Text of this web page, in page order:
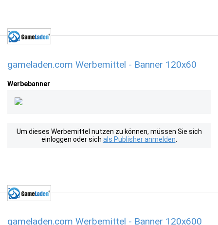
gameladen.com Werbemittel - Banner 120x60
Werbebanner
Um dieses Werbemittel nutzen zu können, müssen Sie sich
einloggen oder sich als Publisher anmelden
gameladen.com Werbemittel - Banner 120x600